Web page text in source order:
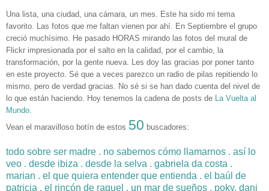
Una lista, una ciudad, una cámara, un mes. Este ha sido mi tema
favorito. Las fotos que me faltan vienen por ahí. En Septiembre el grupo
creció muchísimo. He pasado HORAS mirando las fotos del mural de
Flickr impresionada por el salto en la calidad, por el cambio, la
transformación, por la gente nueva. Les doy las gracias por poner tanto
en este proyecto. Sé que a veces parezco un radio de pilas repitiendo lo
mismo, pero de verdad gracias. No sé si se han dado cuenta del nivel de
lo que están haciendo. Hoy tenemos la cadena de posts de La Vuelta al
Mundo.
Vean el maravilloso botín de estos 50 buscadores:
todo sobre ser madre . no sabemos cómo llamarnos . así lo
veo . desde ibiza . desde la selva . gabriela da costa
marian . el que quiera entender que entienda . el baúl de
patricia . el rincón de raquel . un mar de sueños . poky, dani